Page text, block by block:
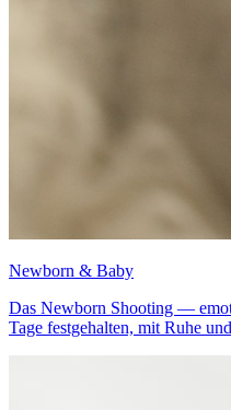
Newborn & Baby
Das Newborn Shooting —
Tage festgehalten, mit Ruhe